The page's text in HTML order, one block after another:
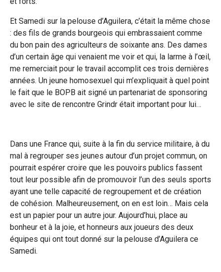
Et Samedi sur la pelouse d’Aguilera, c’était la même chose
: des fils de grands bourgeois qui embrassaient comme
du bon pain des agriculteurs de soixante ans. Des dames
d’un certain âge qui venaient me voir et qui, la larme à l’œil,
me remerciait pour le travail accomplit ces trois dernières
années. Un jeune homosexuel qui m’expliquait à quel point
le fait que le BOPB ait signé un partenariat de sponsoring
avec le site de rencontre Grindr était important pour lui…
Dans une France qui, suite à la fin du service militaire, à du
mal à regrouper ses jeunes autour d’un projet commun, on
pourrait espérer croire que les pouvoirs publics fassent
tout leur possible afin de promouvoir l’un des seuls sports
ayant une telle capacité de regroupement et de création
de cohésion. Malheureusement, on en est loin… Mais cela
est un papier pour un autre jour. Aujourd’hui, place au
bonheur et à la joie, et honneurs aux joueurs des deux
équipes qui ont tout donné sur la pelouse d’Aguilera ce
Samedi.